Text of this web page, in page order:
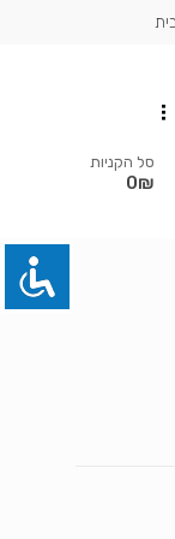
...
סל הקניות
0₪